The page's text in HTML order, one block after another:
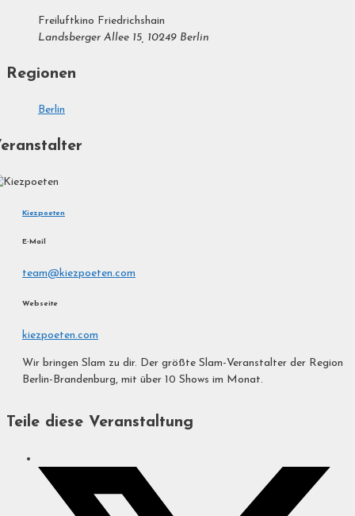
Freiluftkino Friedrichshain
Landsberger Allee 15, 10249 Berlin
Regionen
Berlin
Kiezpoeten
E-Mail
team@kiezpoeten.com
Webseite
kiezpoeten.com
Wir bringen Slam zu dir. Der größte Slam-Veranstalter der Region
Berlin-Brandenburg, mit über 10 Shows im Monat.
Teile diese Veranstaltung